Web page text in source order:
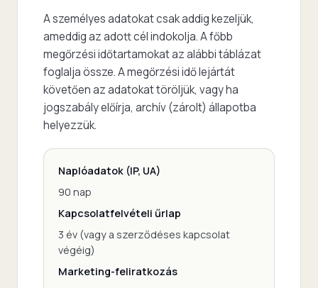
A személyes adatokat csak addig kezeljük,
ameddig az adott cél indokolja. A főbb
megőrzési időtartamokat az alábbi táblázat
foglalja össze. A megőrzési idő lejártát
követően az adatokat töröljük, vagy ha
jogszabály előírja, archív (zárolt) állapotba
helyezzük.
Naplóadatok (IP, UA)
90 nap
Kapcsolatfelvételi űrlap
3 év (vagy a szerződéses kapcsolat
végéig)
Marketing-feliratkozás